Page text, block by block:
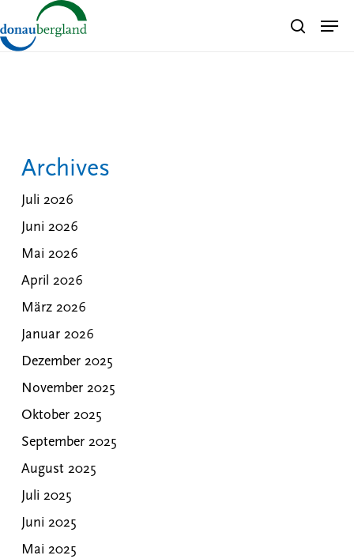
to
main
search
Archives
Juli 2026
Juni 2026
Mai 2026
April 2026
März 2026
Januar 2026
Dezember 2025
November 2025
Oktober 2025
September 2025
August 2025
Juli 2025
Juni 2025
Mai 2025